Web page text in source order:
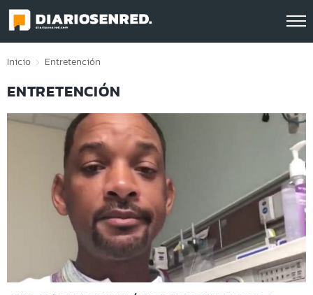
Click acá para ir directamente al contenido
Inicio Entretención
ENTRETENCIÓN